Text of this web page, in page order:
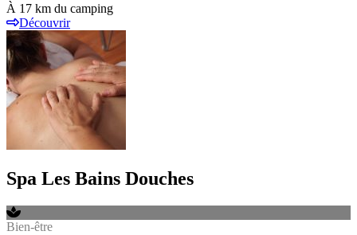
À 17 km du camping
Découvrir
Spa Les Bains Douches
Bien-être